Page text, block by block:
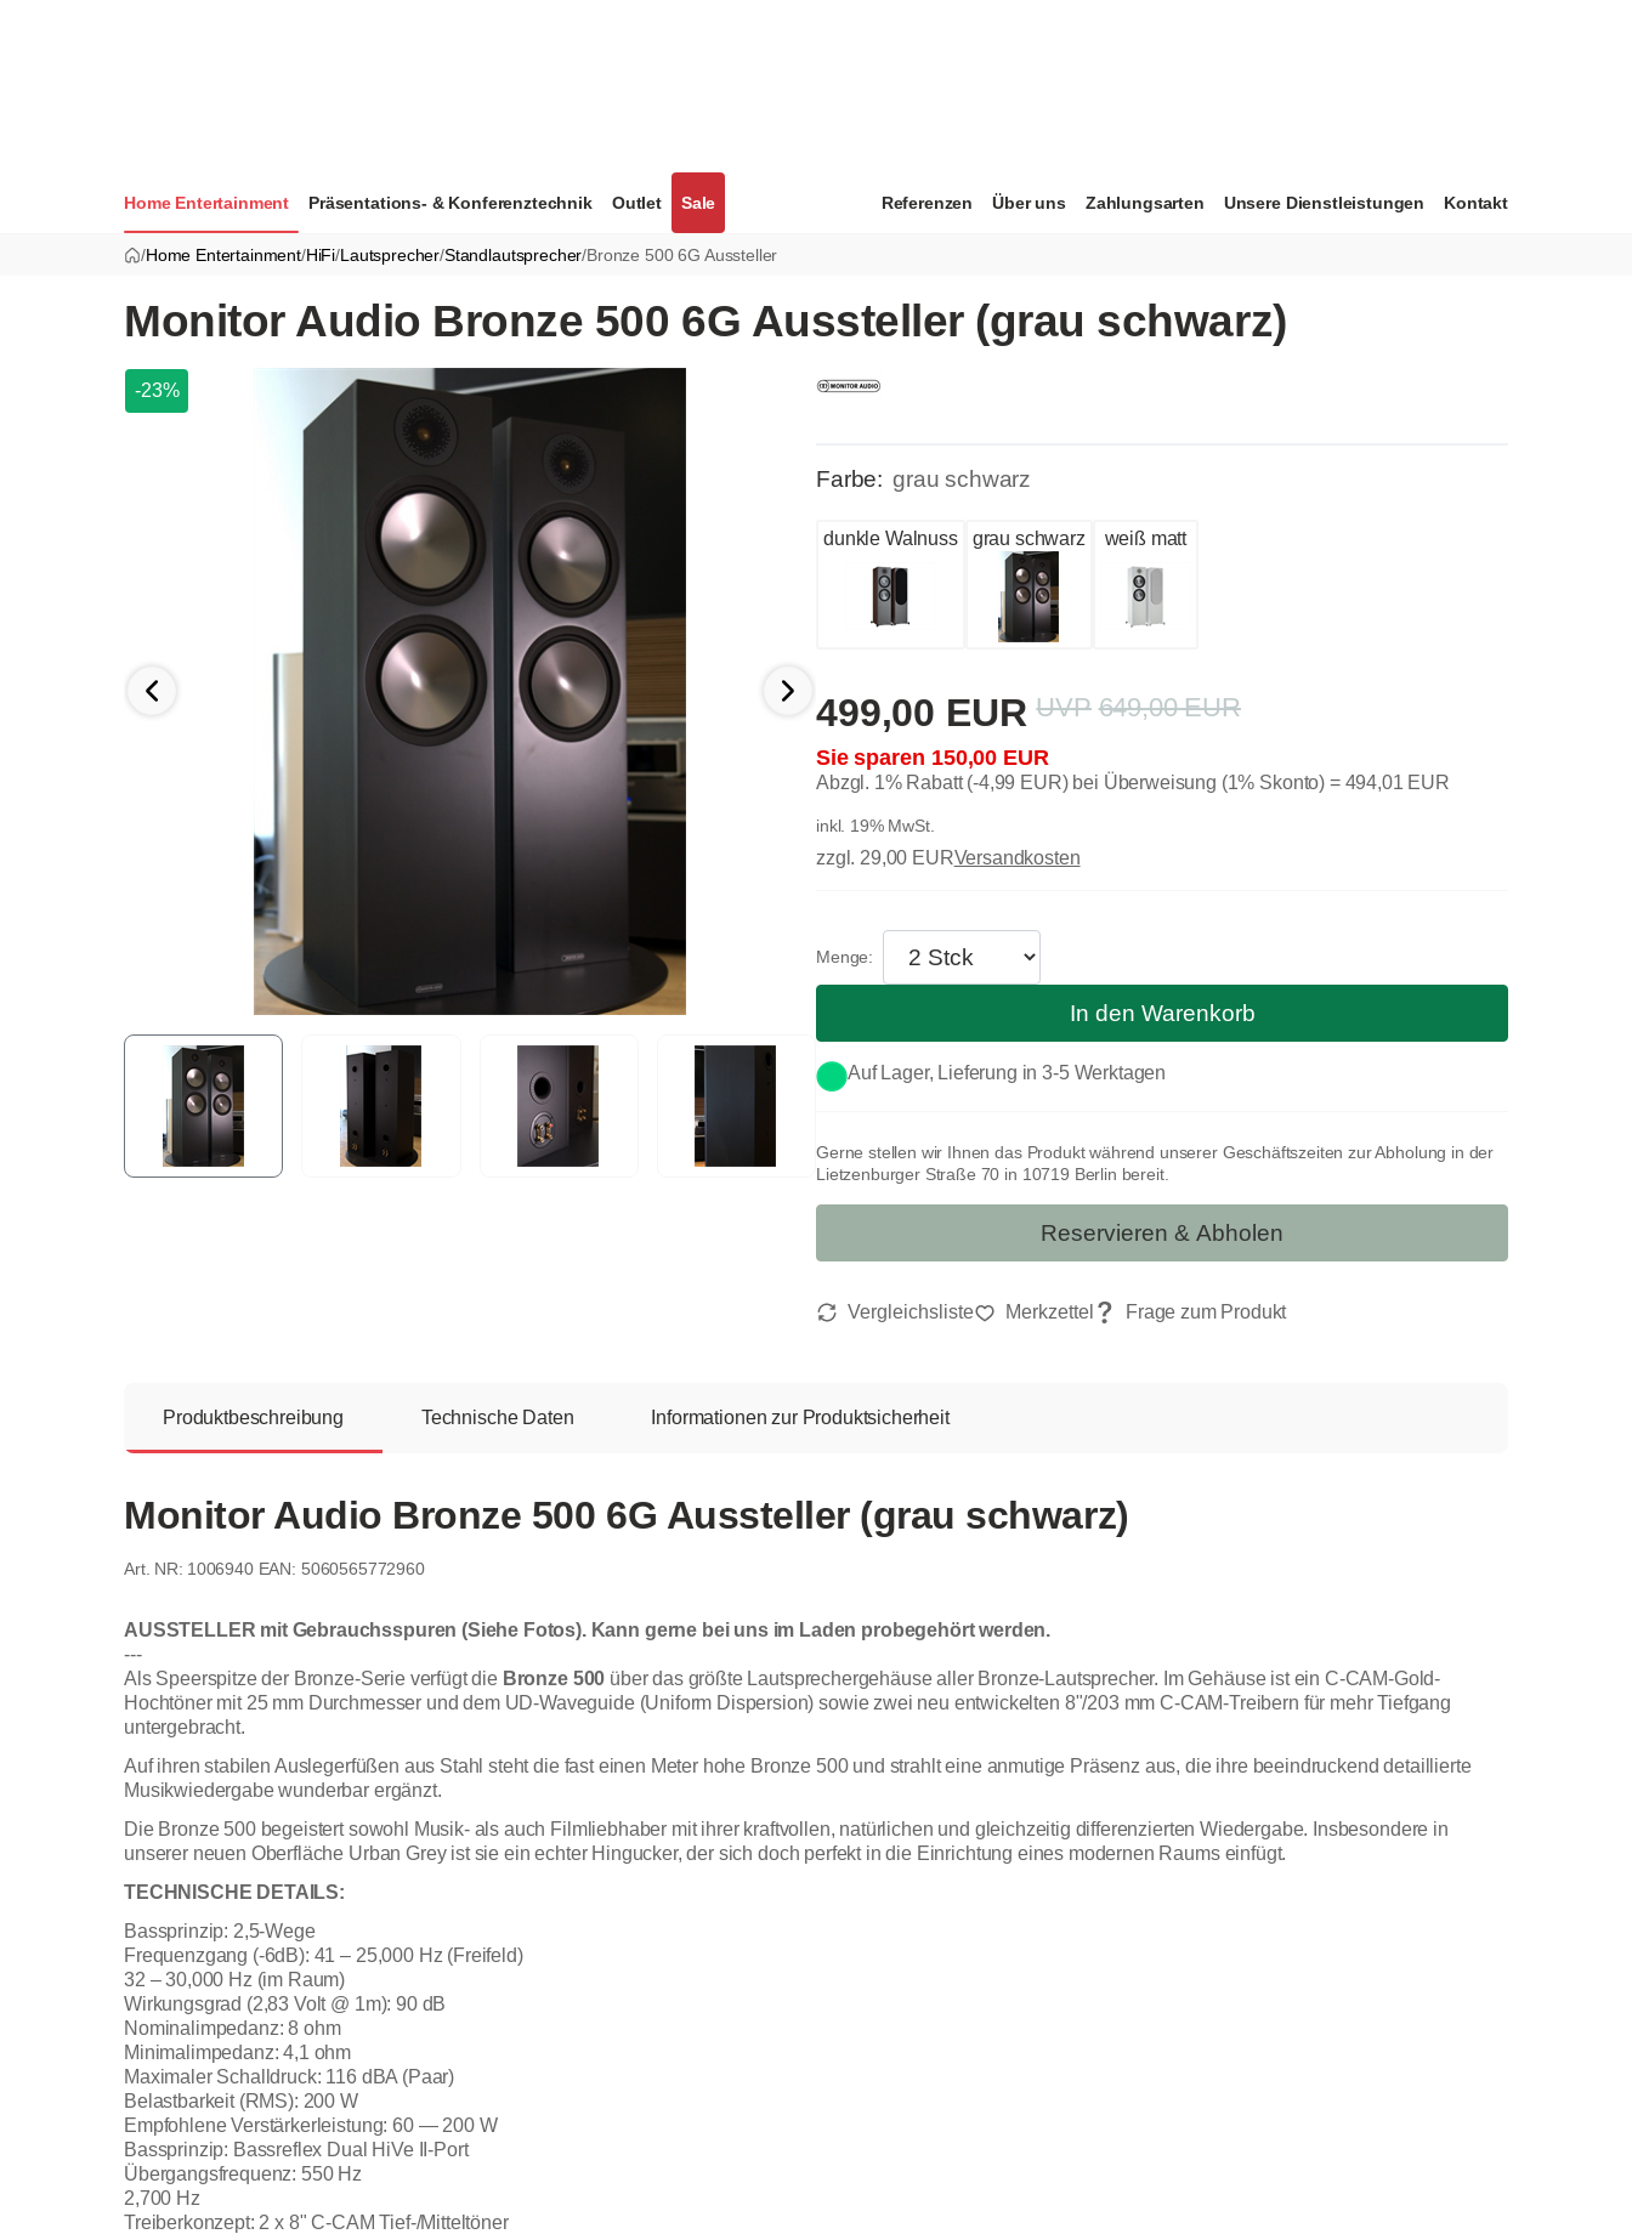
Home Entertainment Präsentations- & Konferenztechnik Outlet Sale Referenzen Über uns Zahlungsarten Unsere Dienstleistungen Kontakt
/Home Entertainment/HiFi/Lautsprecher/Standlautsprecher/Bronze 500 6G Aussteller
Monitor Audio Bronze 500 6G Aussteller (grau schwarz)
-23%
Farbe: grau schwarz
dunkle Walnuss grau schwarz weiß matt
649,00 EUR
150,00 EUR
499,00 EUR
Abzgl. 1% Rabatt (-4,99 EUR) bei Überweisung (1% Skonto) = 494,01 EUR
inkl. 19% MwSt.
zzgl. 29,00 EURVersandkosten
Gerne stellen wir Ihnen das Produkt während unserer Geschäftszeiten zur Abholung in der
Lietzenburger Straße 70 in 10719 Berlin bereit.
Reservieren & Abholen
Auf Lager, Lieferung in 3-5 Werktagen
In den Warenkorb
Produktbeschreibung Technische Daten Informationen zur Produktsicherheit
Monitor Audio Bronze 500 6G Aussteller (grau schwarz)
1006940 EAN: 5060565772960
AUSSTELLER mit Gebrauchsspuren (Siehe Fotos). Kann gerne bei uns im Laden probegehört werden.
---
Als Speerspitze der Bronze-Serie verfügt die Bronze 500 über das größte Lautsprechergehäuse aller Bronze-Lautsprecher. Im Gehäuse ist ein C-CAM-Gold-
Hochtöner mit 25 mm Durchmesser und dem UD-Waveguide (Uniform Dispersion) sowie zwei neu entwickelten 8"/203 mm C-CAM-Treibern für mehr Tiefgang
untergebracht.
Auf ihren stabilen Auslegerfüßen aus Stahl steht die fast einen Meter hohe Bronze 500 und strahlt eine anmutige Präsenz aus, die ihre beeindruckend detaillierte
Musikwiedergabe wunderbar ergänzt.
Die Bronze 500 begeistert sowohl Musik- als auch Filmliebhaber mit ihrer kraftvollen, natürlichen und gleichzeitig differenzierten Wiedergabe. Insbesondere in
unserer neuen Oberfläche Urban Grey ist sie ein echter Hingucker, der sich doch perfekt in die Einrichtung eines modernen Raums einfügt.
TECHNISCHE DETAILS:
Bassprinzip: 2,5-Wege
Frequenzgang (-6dB): 41 – 25,000 Hz (Freifeld)
32 – 30,000 Hz (im Raum)
Wirkungsgrad (2,83 Volt @ 1m): 90 dB
Nominalimpedanz: 8 ohm
Minimalimpedanz: 4,1 ohm
Maximaler Schalldruck: 116 dBA (Paar)
Belastbarkeit (RMS): 200 W
Empfohlene Verstärkerleistung: 60 — 200 W
Bassprinzip: Bassreflex Dual HiVe II-Port
Übergangsfrequenz: 550 Hz
2,700 Hz
Treiberkonzept: 2 x 8" C-CAM Tief-/Mitteltöner